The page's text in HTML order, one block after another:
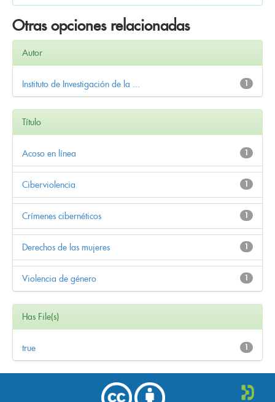
Otras opciones relacionadas
Autor
1
Instituto de Investigación de la ...
Título
1
Acoso en línea
1
Ciberviolencia
1
Crímenes cibernéticos
1
Derechos de las mujeres
1
Violencia de género
Has File(s)
1
true